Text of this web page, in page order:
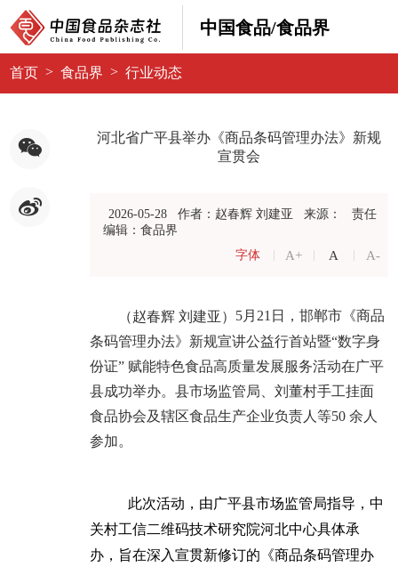
中国食品/食品界
首页 > 食品界 > 行业动态
河北省广平县举办《商品条码管理办法》新规
宣贯会
2026-05-28 作者：赵春辉 刘建亚 来源：
责任
编辑：食品界
字体
A+ A A-
（赵春辉 刘建亚） 5月21日，邯郸市《商品
条码管理办法》新规宣讲公益行首站暨“数字身
份证” 赋能特色食品高质量发展服务活动在广平
县成功举办。县市场监管局、刘董村手工挂面
食品协会及辖区食品生产企业负责人等50 余人
参加。
此次活动，由广平县市场监管局指导，中
关村工信二维码技术研究院河北中心具体承
办，旨在深入宣贯新修订的《商品条码管理办